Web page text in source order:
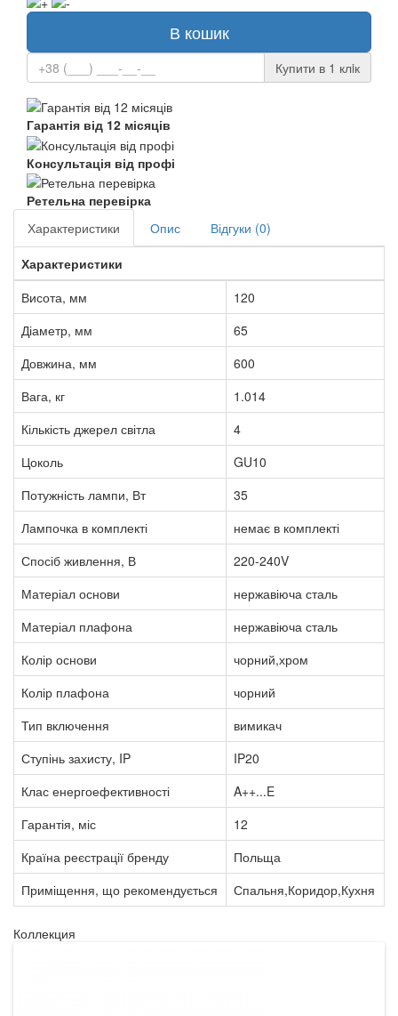
В кошик
Купити в 1 клiк
Гарантія від 12 місяців
Консультація від профі
Ретельна перевірка
Характеристики
Опис
Відгуки (0)
Характеристики
Висота, мм
120
Діаметр, мм
65
Довжина, мм
600
Вага, кг
1.014
Кількість джерел світла
4
Цоколь
GU10
Потужність лампи, Вт
35
Лампочка в комплекті
немає в комплекті
Спосіб живлення, В
220-240V
Матеріал основи
нержавіюча сталь
Матеріал плафона
нержавіюча сталь
Колір основи
чорний,хром
Колір плафона
чорний
Тип включення
вимикач
Ступінь захисту, IP
IP20
Клас енергоефективності
A++...E
Гарантія, міс
12
Країна реєстрації бренду
Польща
Приміщення, що рекомендується
Спальня,Коридор,Кухня
Коллекция